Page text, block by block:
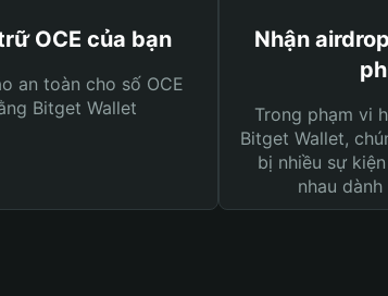
OCE của bạn
an toàn cho số OCE
Bitget Wallet
Nhận
Trong phạm vi
Bitget Wallet,
bị nhiều sự
nhau